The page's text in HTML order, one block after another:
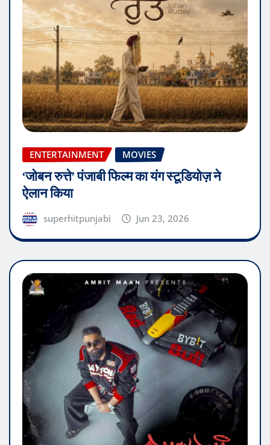
ENTERTAINMENT MOVIES
‘जोबन रुत्ते’ पंजाबी फिल्म का यंग स्टूडियोज़ ने
ऐलान किया
superhitpunjabi Jun 23, 2026